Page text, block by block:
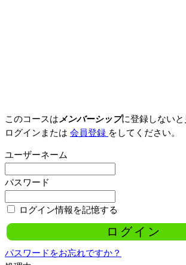
このコースはメンバーシップに登録しないと
ログインまたは 会員登録 をしてください。
ユーザーネーム
パスワード
ログイン情報を記憶する
パスワードをお忘れですか？